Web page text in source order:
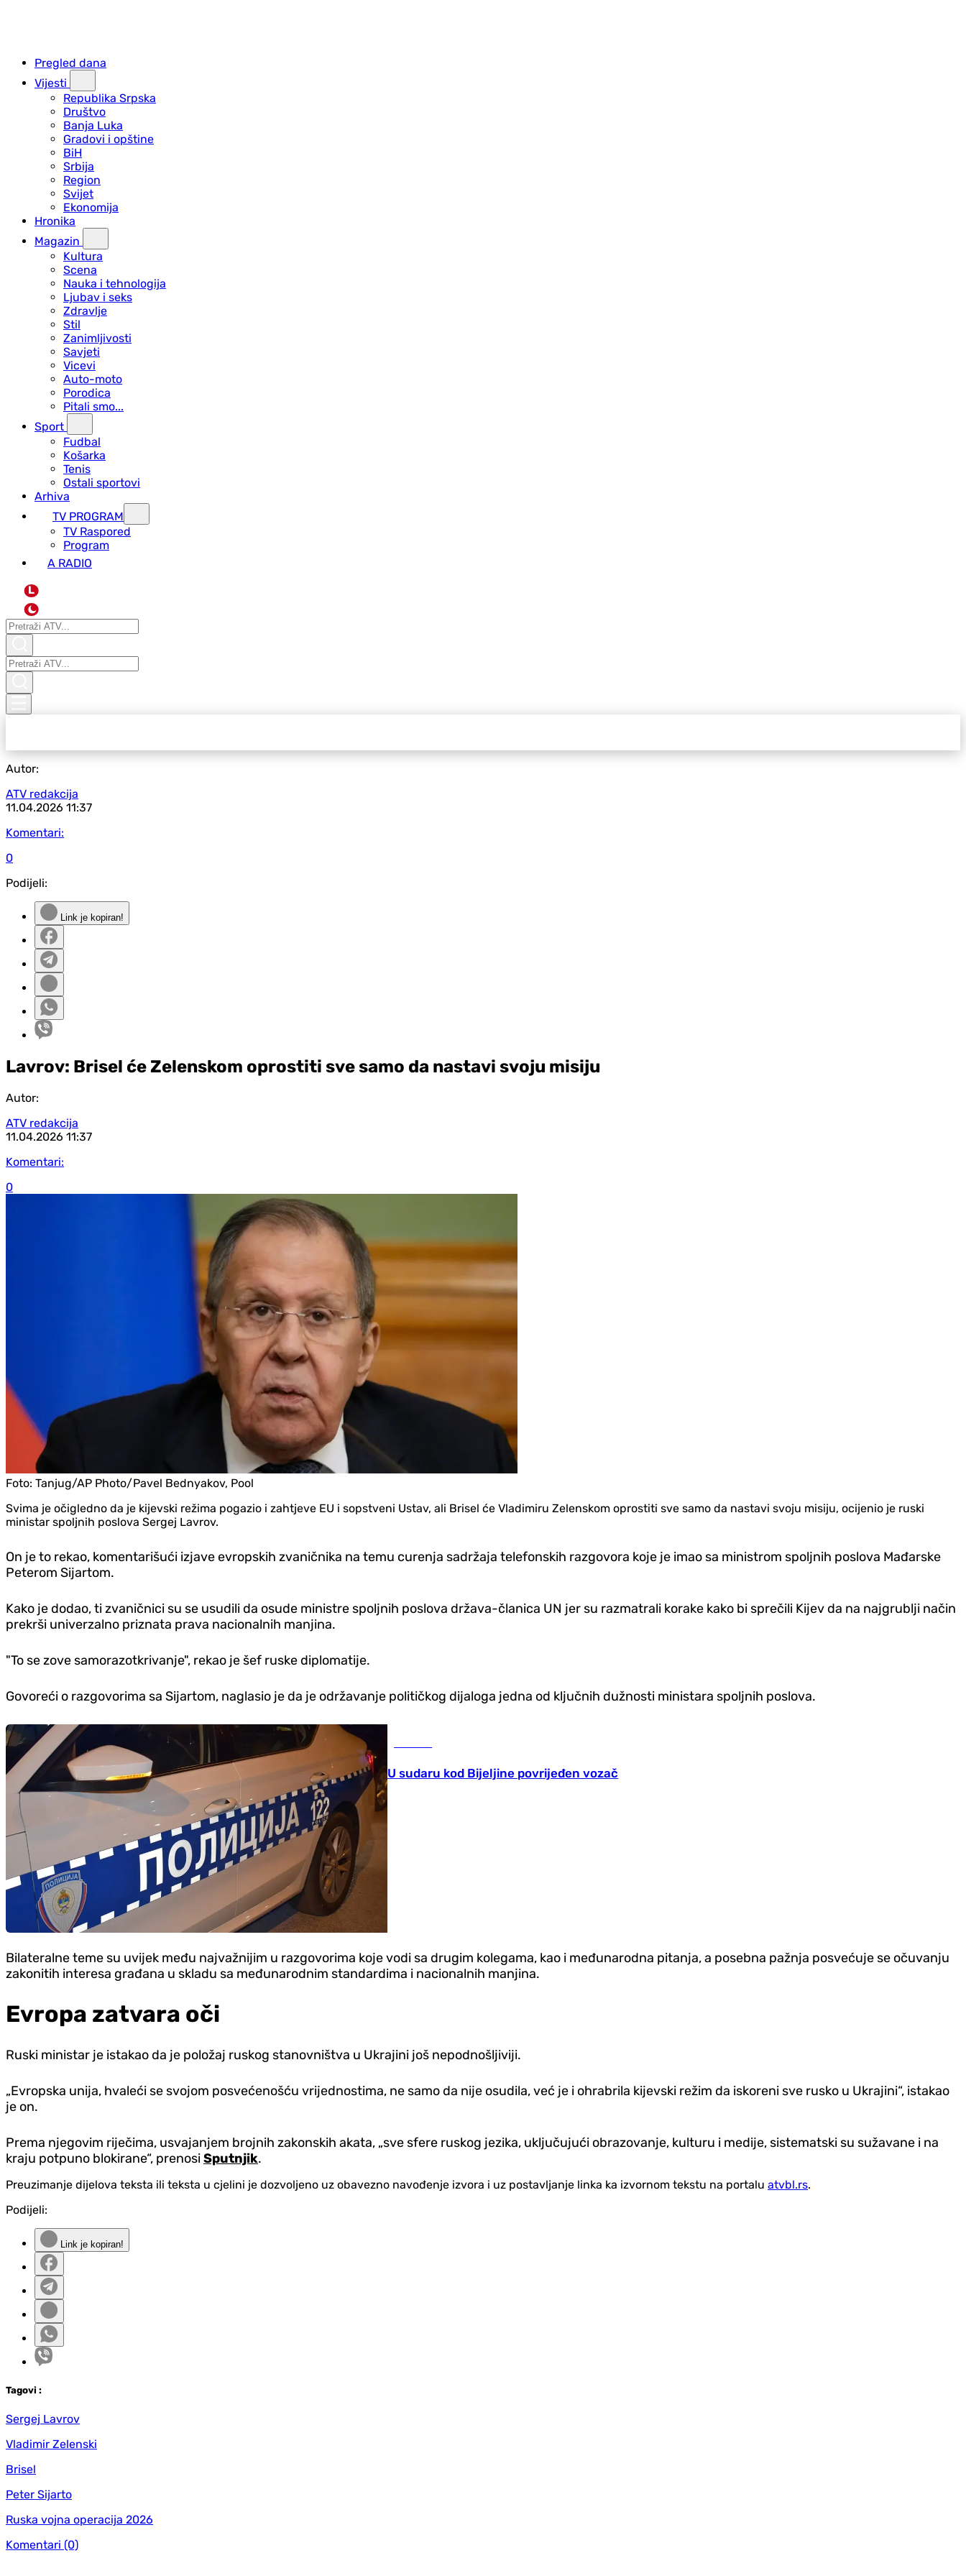
Pregled dana
Vijesti
Republika Srpska
Društvo
Banja Luka
Gradovi i opštine
BiH
Srbija
Region
Svijet
Ekonomija
Hronika
Magazin
Kultura
Scena
Nauka i tehnologija
Ljubav i seks
Zdravlje
Stil
Zanimljivosti
Savjeti
Vicevi
Auto-moto
Porodica
Pitali smo...
Sport
Fudbal
Košarka
Tenis
Ostali sportovi
Arhiva
TV PROGRAM
ТV Raspored
Program
A RADIO
L
Autor:
ATV redakcija
11.04.2026 11:37
Komentari:
0
Podijeli:
Link je kopiran!
Lavrov: Brisel će Zelenskom oprostiti sve samo da nastavi svoju misiju
Autor:
ATV redakcija
11.04.2026 11:37
Komentari:
0
Foto: Tanjug/AP Photo/Pavel Bednyakov, Pool
Svima je očigledno da je kijevski režima pogazio i zahtjeve EU i sopstveni Ustav, ali Brisel će Vladimiru Zelenskom oprostiti sve samo da nastavi svoju misiju, ocijenio je ruski
ministar spoljnih poslova Sergej Lavrov.
On je to rekao, komentarišući izjave evropskih zvaničnika na temu curenja sadržaja telefonskih razgovora koje je imao sa ministrom spoljnih poslova Mađarske
Peterom Sijartom.
Kako je dodao, ti zvaničnici su se usudili da osude ministre spoljnih poslova država-članica UN jer su razmatrali korake kako bi sprečili Kijev da na najgrublji način
prekrši univerzalno priznata prava nacionalnih manjina.
"To se zove samorazotkrivanje", rekao je šef ruske diplomatije.
Govoreći o razgovorima sa Sijartom, naglasio je da je održavanje političkog dijaloga jedna od ključnih dužnosti ministara spoljnih poslova.
U sudaru kod Bijeljine povrijeđen vozač
Bilateralne teme su uvijek među najvažnijim u razgovorima koje vodi sa drugim kolegama, kao i međunarodna pitanja, a posebna pažnja posvećuje se očuvanju
zakonitih interesa građana u skladu sa međunarodnim standardima i nacionalnih manjina.
Evropa zatvara oči
Ruski ministar je istakao da je položaj ruskog stanovništva u Ukrajini još nepodnošljiviji.
„Evropska unija, hvaleći se svojom posvećenošću vrijednostima, ne samo da nije osudila, već je i ohrabrila kijevski režim da iskoreni sve rusko u Ukrajini“, istakao
je on.
Prema njegovim riječima, usvajanjem brojnih zakonskih akata, „sve sfere ruskog jezika, uključujući obrazovanje, kulturu i medije, sistematski su sužavane i na
kraju potpuno blokirane“, prenosiSputnjik.
Preuzimanje dijelova teksta ili teksta u cjelini je dozvoljeno uz obavezno navođenje izvora i uz postavljanje linka ka izvornom tekstu na portalu atvbl.rs.
Podijeli:
Link je kopiran!
Tagovi :
Sergej Lavrov
Vladimir Zelenski
Brisel
Peter Sijarto
Ruska vojna operacija 2026
Komentari (0)